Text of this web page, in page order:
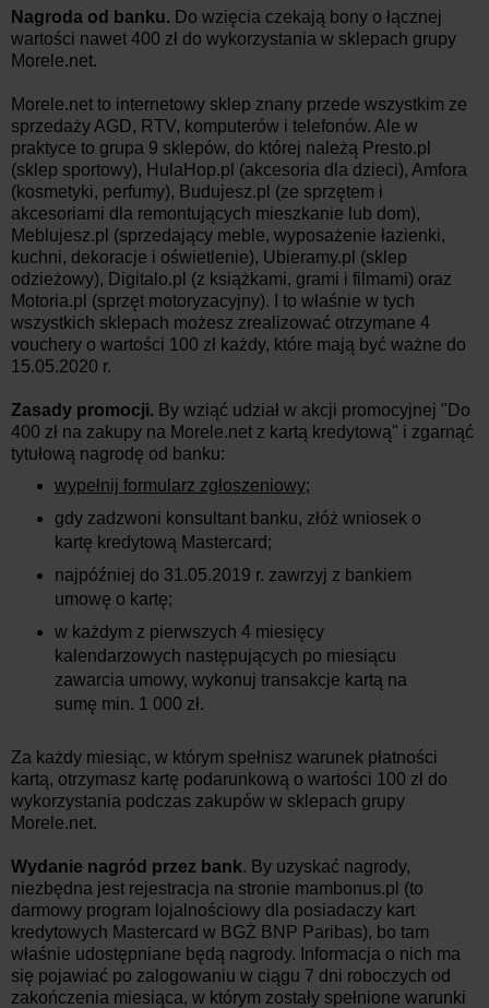
Nagroda od banku. Do wzięcia czekają bony o łącznej
wartości nawet 400 zł do wykorzystania w sklepach grupy
Morele.net.
Morele.net to internetowy sklep znany przede wszystkim ze
sprzedaży AGD, RTV, komputerów i telefonów. Ale w
praktyce to grupa 9 sklepów, do której należą Presto.pl
(sklep sportowy), HulaHop.pl (akcesoria dla dzieci), Amfora
(kosmetyki, perfumy), Budujesz.pl (ze sprzętem i
akcesoriami dla remontujących mieszkanie lub dom),
Meblujesz.pl (sprzedający meble, wyposażenie łazienki,
kuchni, dekoracje i oświetlenie), Ubieramy.pl (sklep
odzieżowy), Digitalo.pl (z książkami, grami i filmami) oraz
Motoria.pl (sprzęt motoryzacyjny). I to właśnie w tych
wszystkich sklepach możesz zrealizować otrzymane 4
vouchery o wartości 100 zł każdy, które mają być ważne do
15.05.2020 r.
Zasady promocji. By wziąć udział w akcji promocyjnej "Do
400 zł na zakupy na Morele.net z kartą kredytową" i zgarnąć
tytułową nagrodę od banku:
wypełnij formularz zgłoszeniowy;
gdy zadzwoni konsultant banku, złóż wniosek o
kartę kredytową Mastercard;
najpóźniej do 31.05.2019 r. zawrzyj z bankiem
umowę o kartę;
w każdym z pierwszych 4 miesięcy
kalendarzowych następujących po miesiącu
zawarcia umowy, wykonuj transakcje kartą na
sumę min. 1 000 zł.
Za każdy miesiąc, w którym spełnisz warunek płatności
kartą, otrzymasz kartę podarunkową o wartości 100 zł do
wykorzystania podczas zakupów w sklepach grupy
Morele.net.
Wydanie nagród przez bank. By uzyskać nagrody,
niezbędna jest rejestracja na stronie mambonus.pl (to
darmowy program lojalnościowy dla posiadaczy kart
kredytowych Mastercard w BGŻ BNP Paribas), bo tam
właśnie udostępniane będą nagrody. Informacja o nich ma
się pojawiać po zalogowaniu w ciągu 7 dni roboczych od
zakończenia miesiąca, w którym zostały spełnione warunki